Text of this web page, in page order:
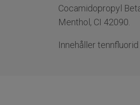
Cocamidopropyl
Menthol, CI 42090.
Innehåller